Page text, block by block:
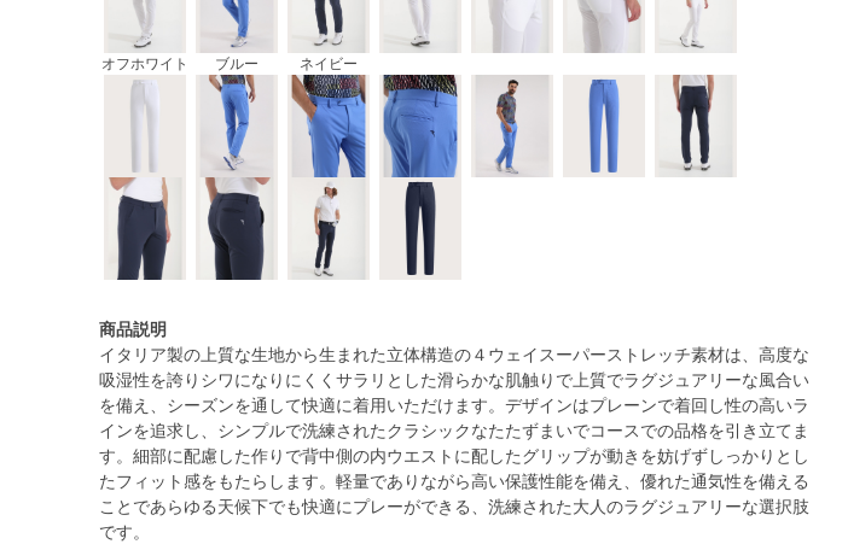
オフホワイト ブルー ネイビー
商品説明
イタリア製の上質な生地から生まれた立体構造の４ウェイスーパーストレッチ素材は、高度な
吸湿性を誇りシワになりにくくサラリとした滑らかな肌触りで上質でラグジュアリーな風合い
を備え、シーズンを通して快適に着用いただけます。デザインはプレーンで着回し性の高いラ
インを追求し、シンプルで洗練されたクラシックなたたずまいでコースでの品格を引き立てま
す。細部に配慮した作りで背中側の内ウエストに配したグリップが動きを妨げずしっかりとし
たフィット感をもたらします。軽量でありながら高い保護性能を備え、優れた通気性を備える
ことであらゆる天候下でも快適にプレーができる、洗練された大人のラグジュアリーな選択肢
です。